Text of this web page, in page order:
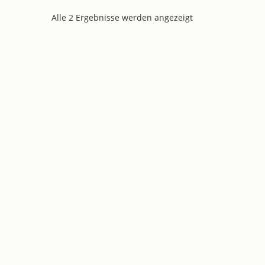
Alle 2 Ergebnisse werden angezeigt